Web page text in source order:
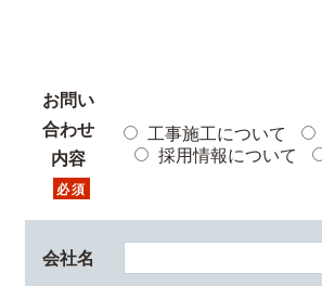
お問い
合わせ
内容
必須
工事施工について
採用情報について
会社名